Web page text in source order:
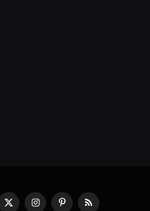
X InstagramPinterestRSS